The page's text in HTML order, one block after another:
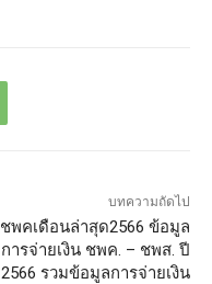
บทความถัดไป
ชพคเดือนล่าสุด2566 ข้อมูล
การจ่ายเงิน ชพค. – ชพส. ปี
2566 รวมข้อมูลการจ่ายเงิน